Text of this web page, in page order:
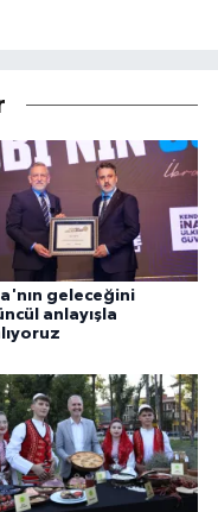
geleceğini
anlayışla